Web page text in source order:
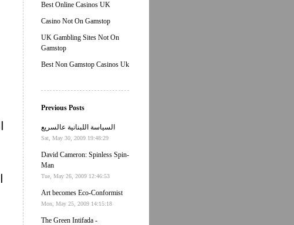
Best Online Casinos UK
Casino Not On Gamstop
UK Gambling Sites Not On
Gamstop
Best Non Gamstop Casinos Uk
Previous Posts
السياسة اللبنانية عالسريع
Sat, May 30, 2009 19:48:29
David Cameron: Spinless Spin-
Man
Tue, May 26, 2009 12:46:53
Art becomes Eco-Conformist
Mon, May 25, 2009 14:15:18
The Green Intifada -